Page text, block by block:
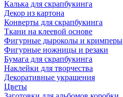
Калька для скрапбукинга
Декор из картона
Конверты для скрапбукинга
Ткани на клеевой основе
Фигурные дыроколы и кримперы
Фигурные ножницы и резаки
Бумага для скрапбукинга
Наклейки для творчества
Декоративные украшения
Цветы